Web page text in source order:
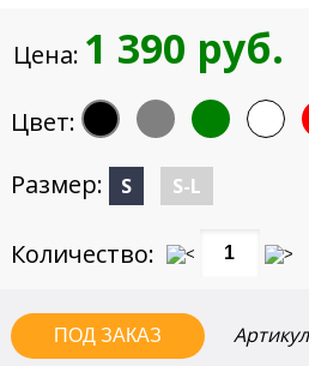
Цена: 1 390 руб.
Цвет:
Размер:
S S-L
Количество: